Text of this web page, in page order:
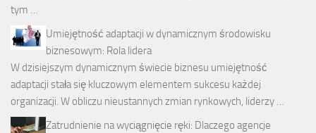
tym …
Umiejętność adaptacji w dynamicznym środowisku
biznesowym: Rola lidera
W dzisiejszym dynamicznym świecie biznesu umiejętność
adaptacji stała się kluczowym elementem sukcesu każdej
organizacji. W obliczu nieustannych zmian rynkowych, liderzy …
Zatrudnienie na wyciągnięcie ręki: Dlaczego agencje